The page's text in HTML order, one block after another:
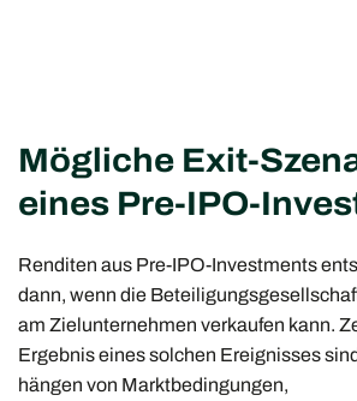
Mögliche Exit-
eines Pre-IPO-
Renditen aus Pre-IPO-Investments
dann, wenn die
am Zielunternehmen verkaufen kann.
Ergebnis eines solchen Ereignisses
hängen von Marktbedingungen,